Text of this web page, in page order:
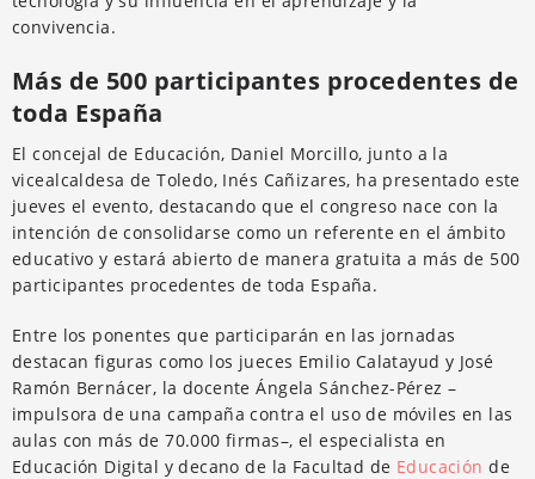
convivencia.
Más de 500 participantes procedentes de
toda España
El concejal de Educación, Daniel Morcillo, junto a la
vicealcaldesa de Toledo, Inés Cañizares, ha presentado este
jueves el evento, destacando que el congreso nace con la
intención de consolidarse como un referente en el ámbito
educativo y estará abierto de manera gratuita a más de 500
participantes procedentes de toda España.
Entre los ponentes que participarán en las jornadas
destacan figuras como los jueces Emilio Calatayud y José
Ramón Bernácer, la docente Ángela Sánchez-Pérez –
impulsora de una campaña contra el uso de móviles en las
aulas con más de 70.000 firmas–, el especialista en
Educación Digital y decano de la Facultad de Educación de